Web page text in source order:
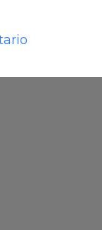
cariño que
en el